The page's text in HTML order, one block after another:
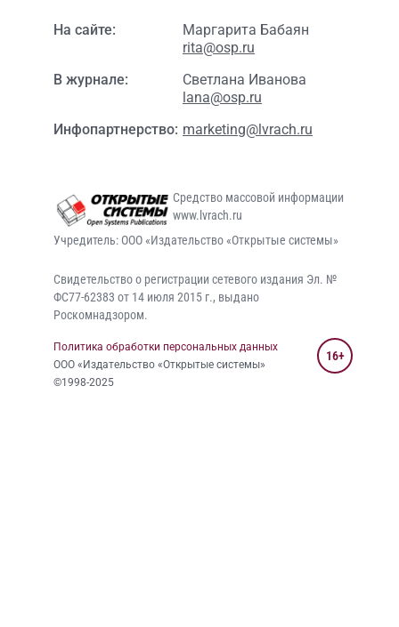
На сайте:
Маргарита Бабаян
rita@osp.ru
В журнале:
Светлана Иванова
lana@osp.ru
Инфопартнерство: marketing@lvrach.ru
Средство массовой информации
www.lvrach.ru
Учредитель: ООО «Издательство «Открытые системы»
Свидетельство о регистрации сетевого издания Эл. №
ФС77-62383 от 14 июля 2015 г., выдано
Роскомнадзором.
Политика обработки персональных данных
ООО «Издательство «Открытые системы»
©1998-2025
16+